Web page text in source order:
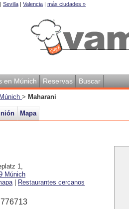
| Sevilla | Valencia | más ciudades »
en Múnich Reservas Buscar
> Maharani
Mapa
1,
Múnich
| Restaurantes cercanos